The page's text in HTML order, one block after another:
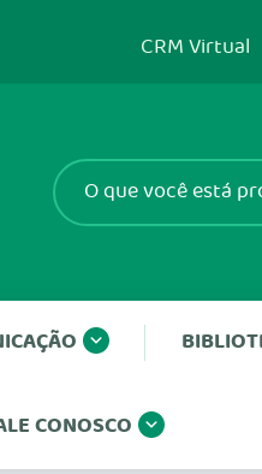
CRM Virtual
CONOSCO